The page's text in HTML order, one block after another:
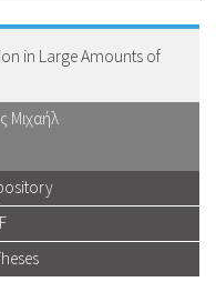
in Large Amounts of
Μιχαήλ